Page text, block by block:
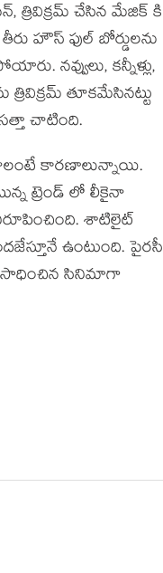
త్రివిక్రమ్ చేసిన మేజిక్ కి
హౌస్ ఫుల్ బోర్డులను
నవ్వులు, కన్నీళ్లు,
తూకమేసినట్టు
చాటింది.
కారణాలున్నాయి.
ట్రెండ్ లో లీకైనా
శాటిలైట్
ఉంటుంది. పైరసీ
సాధించిన సినిమాగా